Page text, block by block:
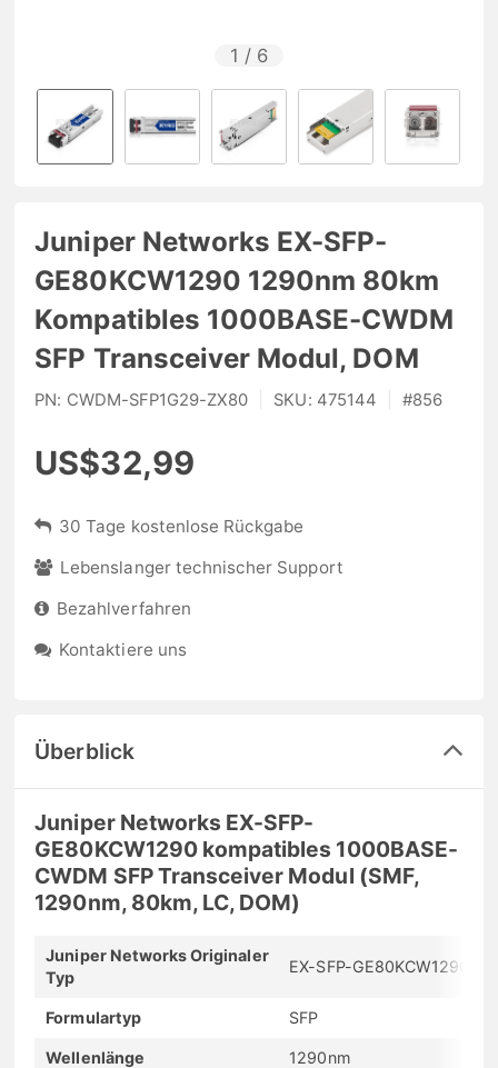
1 / 6
Juniper Networks EX-SFP-
GE80KCW1290 1290nm 80km
Kompatibles 1000BASE-CWDM
SFP Transceiver Modul, DOM
PN: CWDM-SFP1G29-ZX80 SKU: 475144 #856
US$32,99
30 Tage kostenlose Rückgabe
Lebenslanger technischer Support
Bezahlverfahren
Kontaktiere uns
Überblick
Juniper Networks EX-SFP-
GE80KCW1290 kompatibles 1000BASE-
CWDM SFP Transceiver Modul (SMF,
1290nm, 80km, LC, DOM)
Juniper Networks Originaler
Typ
EX-SFP-GE80KCW1290
Formulartyp SFP
Wellenlänge 1290nm